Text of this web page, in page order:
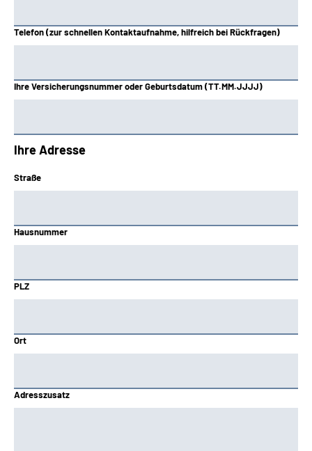
Telefon (zur schnellen Kontaktaufnahme, hilfreich bei Rückfragen)
Ihre Versicherungsnummer oder Geburtsdatum (TT.MM.JJJJ)
Ihre Adresse
Straße
Hausnummer
PLZ
Ort
Adresszusatz